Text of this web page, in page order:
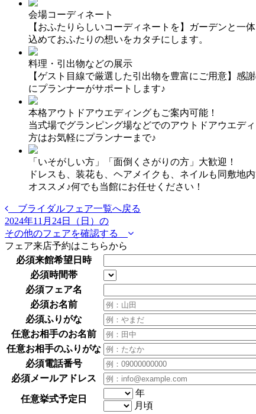
会場コーディネート
【おふたりらしいコーディネートを】ガーデンと
込めておふたりの想いをカタチにします。
料理・引出物などの展示
【ゲスト目線で厳選した引出物を豊富にご用意】感
にプランナーがサポートします♪
本格アウトドアウエディングもご案内可能！
当式場でグランピング場などでのアウトドアウエデ
方はお気軽にプランナーまで♪
「いそがしい方」「面倒くさがりの方」大歓迎！
ドレスも、装花も、ヘアメイクも、ネイルも同敷地
オススメ♪何でも当館にお任せください！
ブライダルフェア一覧へ戻る
2024年11月24日（日）の
その他のフェアを確認する
フェア来店予約はこちらから
必須来館希望日時
必須時間帯
必須フェア名
必須お名前
必須ふりがな
任意お相手のお名前
任意お相手のふりがな
必須電話番号
必須メールアドレス
任意挙式予定日
年
月頃